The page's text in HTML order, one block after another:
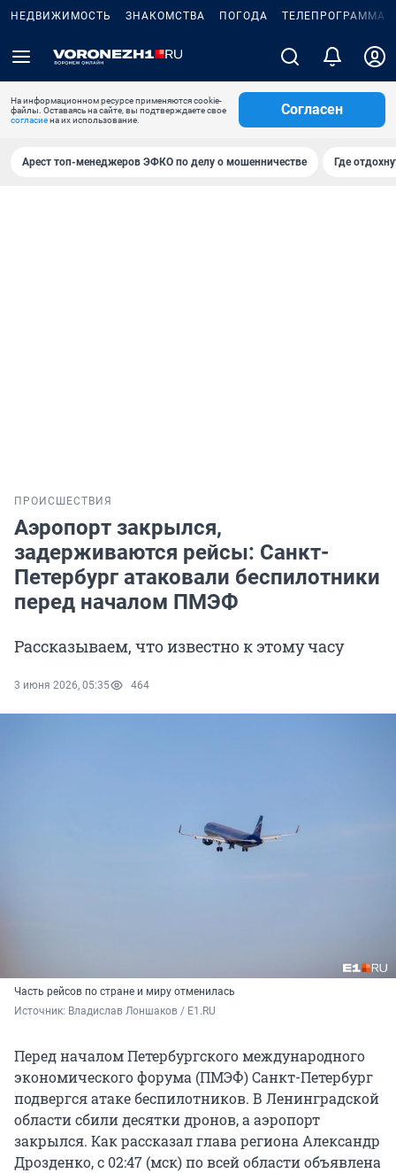
НЕДВИЖИМОСТЬ ЗНАКОМСТВА ПОГОДА ТЕЛЕПРОГРАММА
На информационном ресурсе применяются cookie-
файлы. Оставаясь на сайте, вы подтверждаете свое
согласиена их использование.
Согласен
Арест топ-менеджеров ЭФКО по делу о мошенничестве Где
ПРОИСШЕСТВИЯ
Аэропорт закрылся,
задерживаются рейсы: Санкт-
Петербург атаковали беспилотники
перед началом ПМЭФ
Рассказываем, что известно к этому часу
3 июня 2026, 05:35 464
Часть рейсов по стране и миру отменилась
Источник: Владислав Лоншаков / E1.RU
Перед началом Петербургского международного
экономического форума (ПМЭФ) Санкт-Петербург
подвергся атаке беспилотников. В Ленинградской
области сбили десятки дронов, а аэропорт
закрылся. Как рассказал глава региона Александр
Дрозденко, с 02:47 (мск) по всей области объявлена